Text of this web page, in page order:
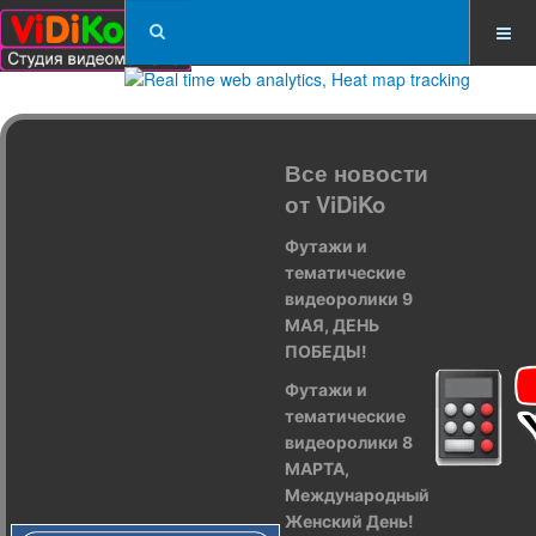
Все новости
от ViDiKo
Футажи и
тематические
видеоролики 9
МАЯ, ДЕНЬ
ПОБЕДЫ!
Футажи и
тематические
видеоролики 8
МАРТА,
Международный
Женский День!